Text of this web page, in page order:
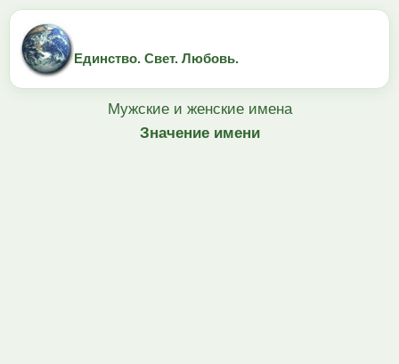
Единство. Свет. Любовь.
Мужские и женские имена
Значение имени